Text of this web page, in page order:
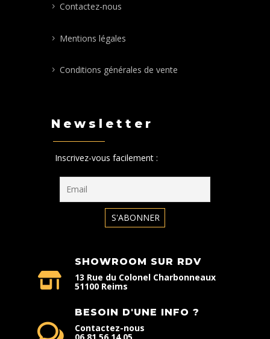
Contactez-nous
Mentions légales
Conditions générales de vente
Newsletter
Inscrivez-vous facilement :
SHOWROOM SUR RDV
13 Rue du Colonel Charbonneaux
51100 Reims
BESOIN D'UNE INFO ?
Contactez-nous